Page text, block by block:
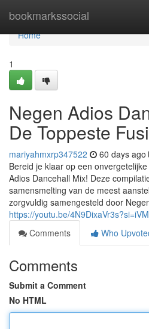
bookmarkssocial
Home
Home
1
Negen Adios
De Toppeste
mariyahmxrp347522 60 days ago
Bereid je klaar op een
Adios Dancehall Mix! Deze
samensmelting van de meest
zorgvuldig samengesteld door
https://youtu.be/
Comments
Who
Comments
Submit a Comment
No HTML